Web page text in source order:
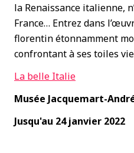
la Renaissance italienne,
France… Entrez dans
florentin étonnamment
confrontant à ses toiles
La belle Italie
Musée Jacquemart-
Jusqu'au 24 janvier 2022